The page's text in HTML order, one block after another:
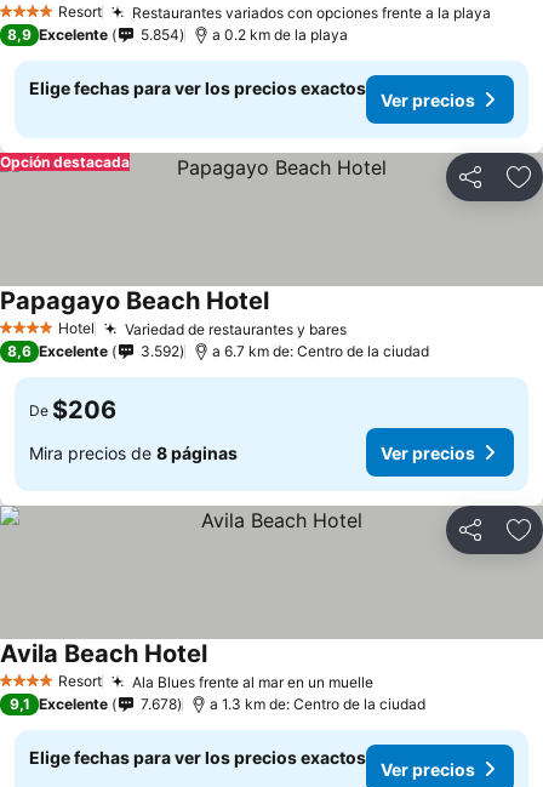
4 EstrellasResort Restaurantes variados con opciones frente a la playa
8,9 Excelente 5.854 a 0.2 km de la playa
Elige fechas para ver los precios exactos
Ver precios
Compartir
Opción destacada
4 EstrellasHotel Variedad de restaurantes y bares
Papagayo Beach Hotel
8,6 Excelente 3.592 a 6.7 km de: Centro de la ciudad
De $206
Mira precios de 8 páginas Ver precios
Compartir
4 EstrellasResort Ala Blues frente al mar en un muelle
Avila Beach Hotel
9,1 Excelente 7.678 a 1.3 km de: Centro de la ciudad
Elige fechas para ver los precios exactos
Ver precios